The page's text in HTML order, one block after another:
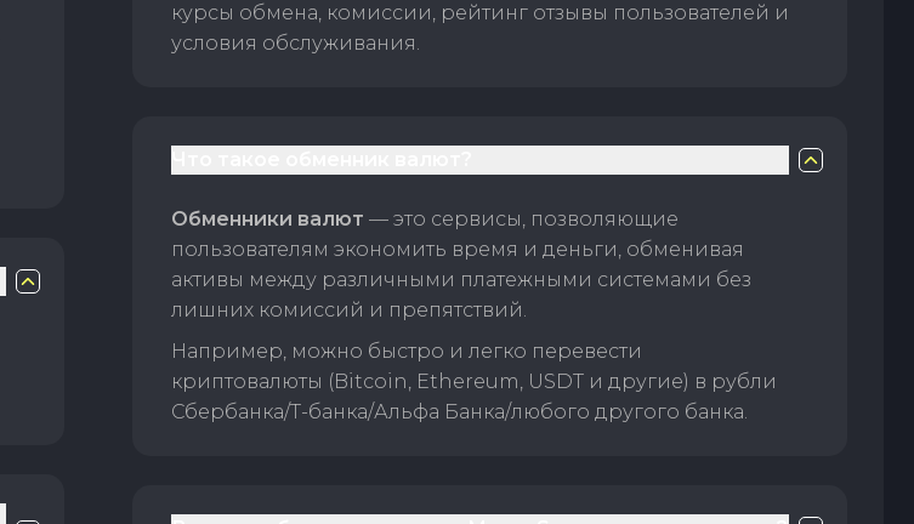
курсы обмена, комиссии, рейтинг отзывы пользователей и
условия обслуживания.
Обменники валют — это сервисы, позволяющие
пользователям экономить время и деньги, обменивая
активы между различными платежными системами без
лишних комиссий и препятствий.
Например, можно быстро и легко перевести
криптовалюты (Bitcoin, Ethereum, USDT и другие) в рубли
Сбербанка/Т-банка/Альфа Банка/любого другого банка.